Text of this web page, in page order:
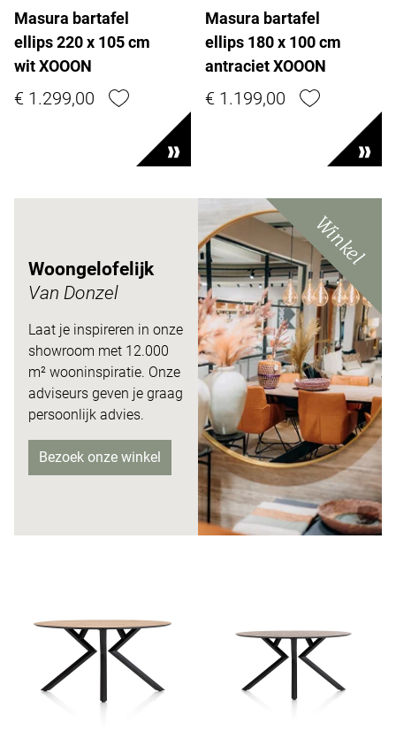
Masura bartafel
ellips 220 x 105 cm
wit XOOON
€ 1.299,00
Masura bartafel
ellips 180 x 100 cm
antraciet XOOON
€ 1.199,00
Woongelofelijk
Van Donzel
Laat je inspireren in onze
showroom met 12.000
m² wooninspiratie. Onze
adviseurs geven je graag
persoonlijk advies.
Bezoek onze winkel
Winkel